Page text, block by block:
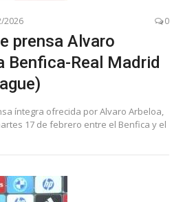
2026 0
prensa Alvaro
Benfica-Real Madrid
íntegra ofrecida por Alvaro Arbeloa,
17 de febrero entre el Benfica y el